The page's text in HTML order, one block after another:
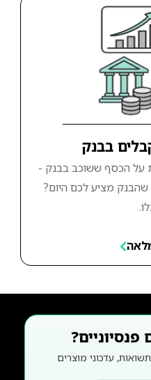
בבנק
על הכסף ששוכב בבנק -
מציע לכם היום?
פנסיוניים?
עדכוני מוצרים